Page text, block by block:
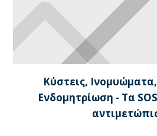
Κύστεις,
Ενδομητρίωση - Τα